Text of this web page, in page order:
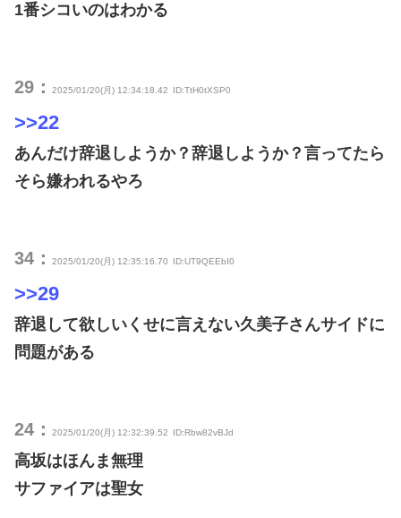
1番シコいのはわかる
29： 2025/01/20(月) 12:34:18.42 ID:TtH0tXSP0
>>22
あんだけ辞退しようか？辞退しようか？言ってたら
そら嫌われるやろ
34： 2025/01/20(月) 12:35:16.70 ID:UT9QEEbI0
>>29
辞退して欲しいくせに言えない久美子さんサイドに
問題がある
24： 2025/01/20(月) 12:32:39.52 ID:Rbw82vBJd
高坂はほんま無理
サファイアは聖女